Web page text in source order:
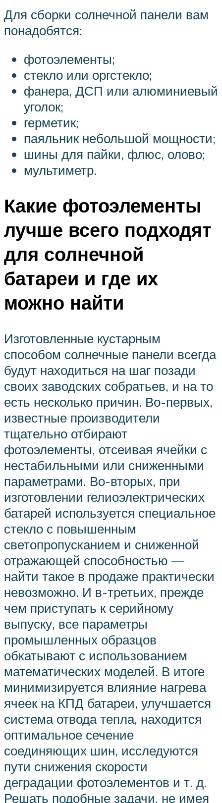
Для сборки солнечной панели вам
понадобятся:
фотоэлементы;
стекло или оргстекло;
фанера, ДСП или алюминиевый
уголок;
герметик;
паяльник небольшой мощности;
шины для пайки, флюс, олово;
мультиметр.
Какие фотоэлементы
лучше всего подходят
для солнечной
батареи и где их
можно найти
Изготовленные кустарным
способом солнечные панели всегда
будут находиться на шаг позади
своих заводских собратьев, и на то
есть несколько причин. Во-первых,
известные производители
тщательно отбирают
фотоэлементы, отсеивая ячейки с
нестабильными или сниженными
параметрами. Во-вторых, при
изготовлении гелиоэлектрических
батарей используется специальное
стекло с повышенным
светопропусканием и сниженной
отражающей способностью —
найти такое в продаже практически
невозможно. И в-третьих, прежде
чем приступать к серийному
выпуску, все параметры
промышленных образцов
обкатывают с использованием
математических моделей. В итоге
минимизируется влияние нагрева
ячеек на КПД батареи, улучшается
система отвода тепла, находится
оптимальное сечение
соединяющих шин, исследуются
пути снижения скорости
деградации фотоэлементов и т. д.
Решать подобные задачи, не имея